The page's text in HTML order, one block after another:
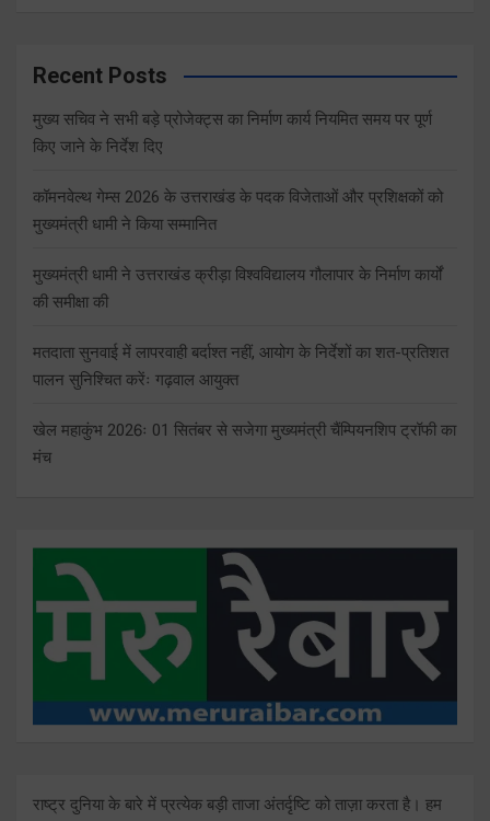
Recent Posts
मुख्य सचिव ने सभी बड़े प्रोजेक्ट्स का निर्माण कार्य नियमित समय पर पूर्ण
किए जाने के निर्देश दिए
कॉमनवेल्थ गेम्स 2026 के उत्तराखंड के पदक विजेताओं और प्रशिक्षकों को
मुख्यमंत्री धामी ने किया सम्मानित
मुख्यमंत्री धामी ने उत्तराखंड क्रीड़ा विश्वविद्यालय गौलापार के निर्माण कार्यों
की समीक्षा की
मतदाता सुनवाई में लापरवाही बर्दाश्त नहीं, आयोग के निर्देशों का शत-प्रतिशत
पालन सुनिश्चित करेंः गढ़वाल आयुक्त
खेल महाकुंभ 2026ः 01 सितंबर से सजेगा मुख्यमंत्री चैंम्पियनशिप ट्रॉफी का
मंच
राष्ट्र दुनिया के बारे में प्रत्येक बड़ी ताजा अंतर्दृष्टि को ताज़ा करता है। हम